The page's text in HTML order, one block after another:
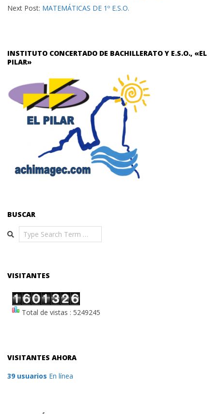
Next Post: MATEMÁTICAS DE 1º E.S.O.
INSTITUTO CONCERTADO DE BACHILLERATO Y E.S.O., «EL
PILAR»
BUSCAR
Search
VISITANTES
Total de vistas : 5249245
VISITANTES AHORA
39 usuarios En línea